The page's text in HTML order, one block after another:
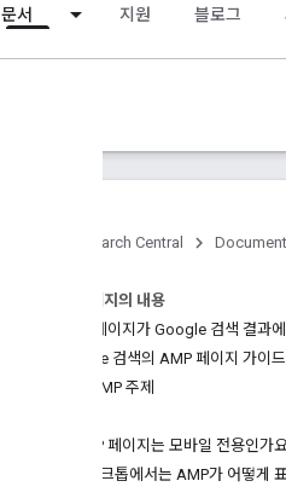
문서 지원 블로그
Search Central
이 페이지의 내용
AMP 페이지가 Google 검색 결과
Google 검색의 AMP 페이지 가이
추가 AMP 주제
AMP 페이지는 모바일 전용인가
데스크톱에서는 AMP가 어떻게